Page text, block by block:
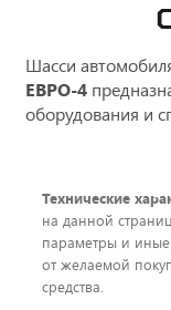
Шасси
ЕВРО-4
оборудования и
Технические
на данной
параметры и иные
от желаемой
средства.